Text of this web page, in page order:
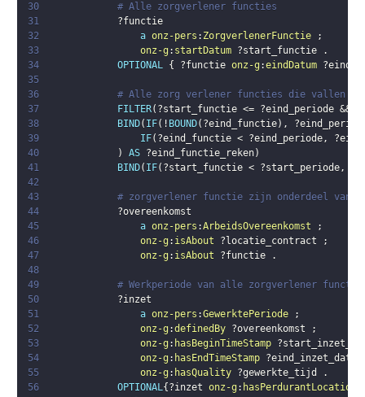
30
# Alle zorgverlener functies
31
?functie
32
a onz-pers : ZorgverlenerFunctie
;
33
onz-g : startDatum ?start_functie
.
34
OPTIONAL { ?functie onz-g :eindDatum
35
36
# Alle zorg verlener functies die vallen
37
FILTER( ?start_functie <= ?eind_periode &&
38
BIND( IF( ! BOUND( ?eind_functie) ,
39
IF( ?eind_functie < ?eind_periode,
40
) AS ?eind_functie_reken)
41
BIND( IF( ?start_functie < ?start_periode,
42
43
# zorgverlener functie zijn onderdeel van
44
?overeenkomst
45
a onz-pers :ArbeidsOvereenkomst
;
46
onz-g : isAbout ?locatie_contract
;
47
onz-g : isAbout ?functie
.
48
49
# Werkperiode van alle zorgverlener
50
?inzet
51
a onz-pers :GewerktePeriode
;
52
onz-g :definedBy ?overeenkomst
;
53
onz-g : hasBeginTimeStamp
54
onz-g : hasEndTimeStamp
55
onz-g : hasQuality ?gewerkte_tijd
.
56
OPTIONAL{ ?inzet onz-g : hasPerdurantLocation